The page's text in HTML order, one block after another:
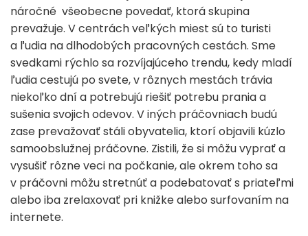
náročné všeobecne povedať, ktorá skupina
prevažuje. V centrách veľkých miest sú to turisti
a ľudia na dlhodobých pracovných cestách. Sme
svedkami rýchlo sa rozvíjajúceho trendu, kedy mladí
ľudia cestujú po svete, v rôznych mestách trávia
niekoľko dní a potrebujú riešiť potrebu prania a
sušenia svojich odevov. V iných práčovniach budú
zase prevažovať stáli obyvatelia, ktorí objavili kúzlo
samoobslužnej práčovne. Zistili, že si môžu vyprať a
vysušiť rôzne veci na počkanie, ale okrem toho sa
v práčovni môžu stretnúť a podebatovať s priateľmi
alebo iba zrelaxovať pri knižke alebo surfovaním na
internete.